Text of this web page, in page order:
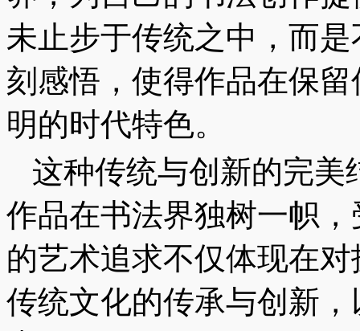
未止步于传统之中，而
刻感悟，使得作品在保
明的时代特色。
这种传统与创新的完美
作品在书法界独树一帜
的艺术追求不仅体现在
传统文化的传承与创新